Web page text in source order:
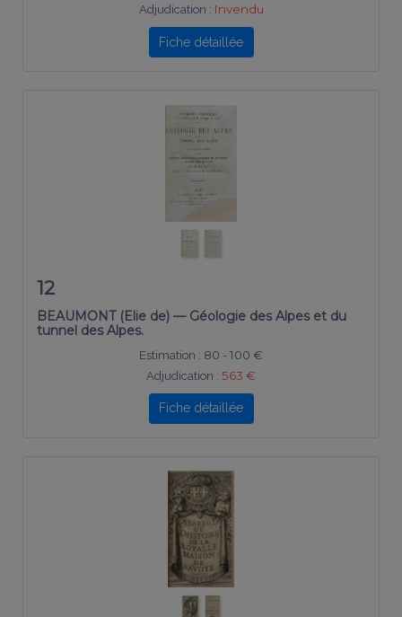
Adjudication : Invendu
Fiche détaillée
12
BEAUMONT (Elie de) — Géologie des Alpes et du
tunnel des Alpes.
Estimation : 80 - 100 €
Adjudication : 563 €
Fiche détaillée